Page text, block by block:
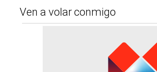
Ven a volar conmigo